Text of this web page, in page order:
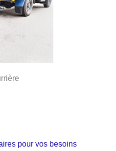
pour vos besoins